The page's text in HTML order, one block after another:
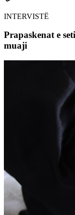
INTERVISTË
Prapaskenat e
muaji